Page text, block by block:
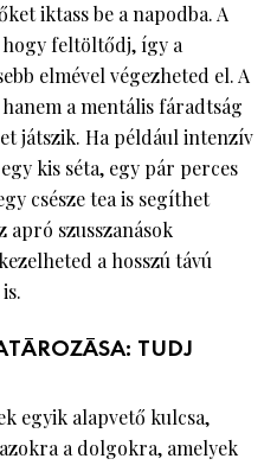
iktass be a napodba. A
hogy feltöltődj, így a
elmével végezheted el. A
a mentális fáradtság
játszik. Ha például intenzív
kis séta, egy pár perces
csésze tea is segíthet
apró szusszanások
a hosszú távú
TUDJ
egyik alapvető kulcsa,
a dolgokra, amelyek